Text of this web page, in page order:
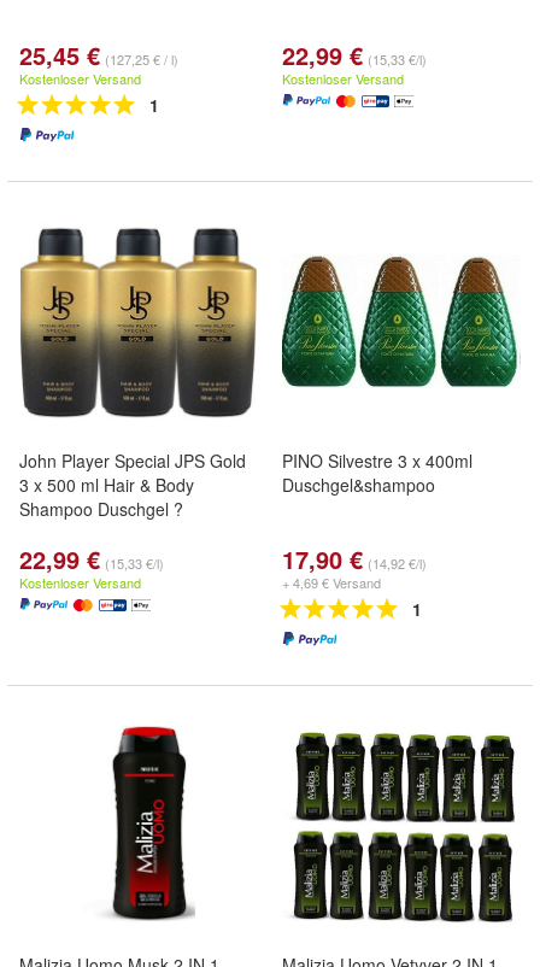
25,45 € (127,25 € / l)
Kostenloser Versand
1
22,99 € (15,33 €/l)
Kostenloser Versand
John Player Special JPS Gold
3 x 500 ml Hair & Body
Shampoo Duschgel ?
22,99 € (15,33 €/l)
Kostenloser Versand
PINO Silvestre 3 x 400ml
Duschgel&shampoo
17,90 € (14,92 €/l)
+ 4,69 € Versand
1